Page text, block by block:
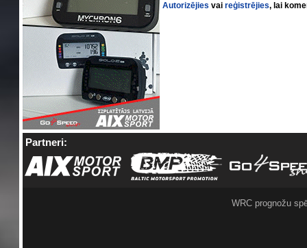
Autorizējies vaireģistrējies, lai
Partneri:
WRC prognožu